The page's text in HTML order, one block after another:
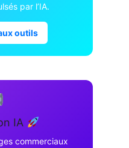
par l’IA.
outils
IA
commerciaux